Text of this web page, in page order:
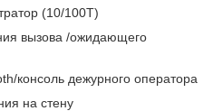
(10/100T)
вызова /ожидающего
консоль дежурного оператора
на стену